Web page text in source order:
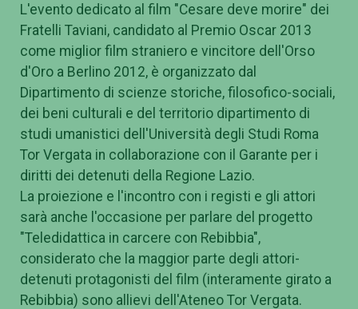
L'evento dedicato al film "Cesare deve morire" dei
Fratelli Taviani, candidato al Premio Oscar 2013
come miglior film straniero e vincitore dell'Orso
d'Oro a Berlino 2012, è organizzato dal
Dipartimento di scienze storiche, filosofico-sociali,
dei beni culturali e del territorio dipartimento di
studi umanistici dell'Università degli Studi Roma
Tor Vergata in collaborazione con il Garante per i
diritti dei detenuti della Regione Lazio.
La proiezione e l'incontro con i registi e gli attori
sarà anche l'occasione per parlare del progetto
"Teledidattica in carcere con Rebibbia",
considerato che la maggior parte degli attori-
detenuti protagonisti del film (interamente girato a
Rebibbia) sono allievi dell'Ateneo Tor Vergata.